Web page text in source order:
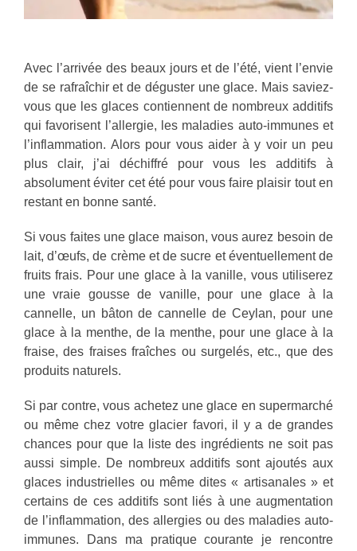
Avec l’arrivée des beaux jours et de l’été, vient l’envie
de se rafraîchir et de déguster une glace. Mais saviez-
vous que les glaces contiennent de nombreux additifs
qui favorisent l’allergie, les maladies auto-immunes et
l’inflammation. Alors pour vous aider à y voir un peu
plus clair, j’ai déchiffré pour vous les additifs à
absolument éviter cet été pour vous faire plaisir tout en
restant en bonne santé.
Si vous faites une glace maison, vous aurez besoin de
lait, d’œufs, de crème et de sucre et éventuellement de
fruits frais. Pour une glace à la vanille, vous utiliserez
une vraie gousse de vanille, pour une glace à la
cannelle, un bâton de cannelle de Ceylan, pour une
glace à la menthe, de la menthe, pour une glace à la
fraise, des fraises fraîches ou surgelés, etc., que des
produits naturels.
Si par contre, vous achetez une glace en supermarché
ou même chez votre glacier favori, il y a de grandes
chances pour que la liste des ingrédients ne soit pas
aussi simple. De nombreux additifs sont ajoutés aux
glaces industrielles ou même dites « artisanales » et
certains de ces additifs sont liés à une augmentation
de l’inflammation, des allergies ou des maladies auto-
immunes. Dans ma pratique courante je rencontre